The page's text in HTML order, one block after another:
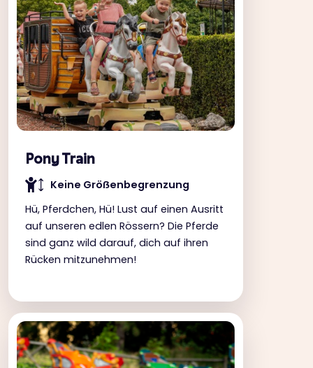
Pony Train
Keine Gröẞenbegrenzung
Hü, Pferdchen, Hü! Lust auf einen Ausritt
auf unseren edlen Rössern? Die Pferde
sind ganz wild darauf, dich auf ihren
Rücken mitzunehmen!